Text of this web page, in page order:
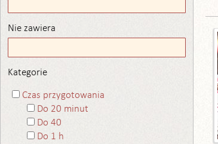
Nie zawiera
Kategorie
Czas przygotowania
Do 20 minut
Do 40
Do 1 h